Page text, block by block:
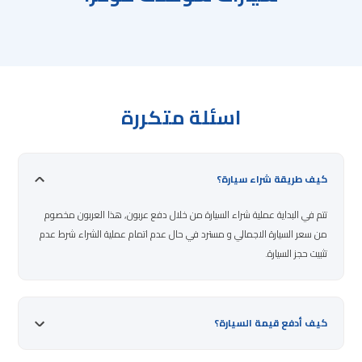
اسئلة متكررة
كيف طريقة شراء سيارة؟
تتم في البداية عملية شراء السيارة من خلال دفع عربون, هذا العربون مخصوم
من سعر السيارة الاجمالي و مسترد في حال عدم اتمام عملية الشراء شرط عدم
تثبيت حجز السيارة.
كيف أدفع قيمة السيارة؟